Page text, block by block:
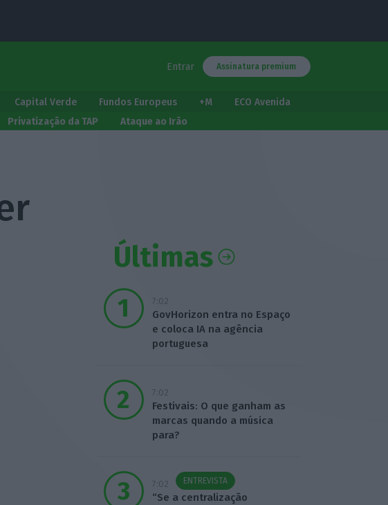
Entrar Assinatura premium
Capital Verde Fundos Europeus +M
ECO Avenida
Privatização da TAP Ataque ao Irão
Últimas
7:02
GovHorizon entra no Espaço
e coloca IA na agência
portuguesa
7:02
Festivais: O que ganham as
marcas quando a música
para?
7:02 ENTREVISTA
“Se a centralização